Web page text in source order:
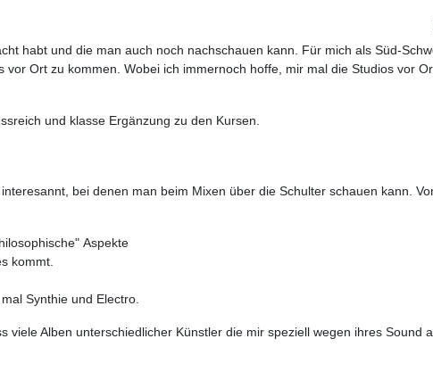
habt und die man auch noch nachschauen kann. Für mich als Süd-
Ort zu kommen. Wobei ich immernoch hoffe, mir mal die Studios vor
und klasse Ergänzung zu den Kursen.
bei denen man beim Mixen über die Schulter schauen kann.
Aspekte
kommt.
Synthie und Electro.
viele Alben unterschiedlicher Künstler die mir speziell wegen ihres Sound